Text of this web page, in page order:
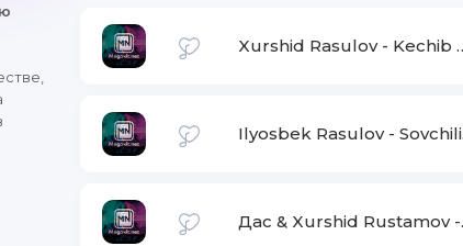
Xurshid Rasulov- Kechib bo'lmaydi (Remix)
Ilyosbek Rasulov- Sovchilikga yuring Ona
Дас & Xurshid Rustamov-